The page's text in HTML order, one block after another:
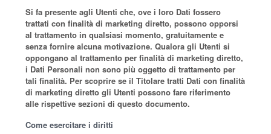
Si fa presente agli Utenti che, ove i loro Dati fossero
trattati con finalità di marketing diretto, possono opporsi
al trattamento in qualsiasi momento, gratuitamente e
senza fornire alcuna motivazione. Qualora gli Utenti si
oppongano al trattamento per finalità di marketing diretto,
i Dati Personali non sono più oggetto di trattamento per
tali finalità. Per scoprire se il Titolare tratti Dati con finalità
di marketing diretto gli Utenti possono fare riferimento
alle rispettive sezioni di questo documento.
Come esercitare i diritti